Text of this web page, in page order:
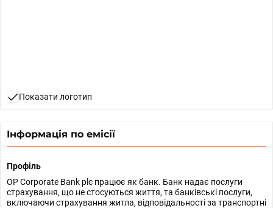
Показати логотип
Інформація по емісії
Профіль
OP Corporate Bank plc працює як банк. Банк надає послуги
страхування, що не стосуються життя, та банківські послуги,
включаючи страхування житла, відповідальності за транспортні